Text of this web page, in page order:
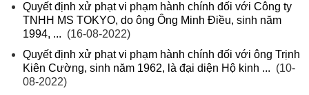
Quyết định xử phạt vi phạm hành chính đối với Công ty
TNHH MS TOKYO, do ông Ông Minh Điều, sinh năm
1994, ... (16-08-2022)
Quyết định xử phạt vi phạm hành chính đối với ông Trịnh
Kiên Cường, sinh năm 1962, là đại diện Hộ kinh ... (10-
08-2022)